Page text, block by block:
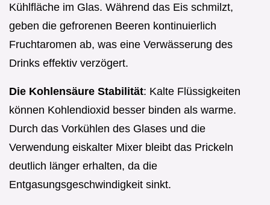
Kühlfläche im Glas. Während das Eis schmilzt,
geben die gefrorenen Beeren kontinuierlich
Fruchtaromen ab, was eine Verwässerung des
Drinks effektiv verzögert.
Die Kohlensäure Stabilität: Kalte Flüssigkeiten
können Kohlendioxid besser binden als warme.
Durch das Vorkühlen des Glases und die
Verwendung eiskalter Mixer bleibt das Prickeln
deutlich länger erhalten, da die
Entgasungsgeschwindigkeit sinkt.